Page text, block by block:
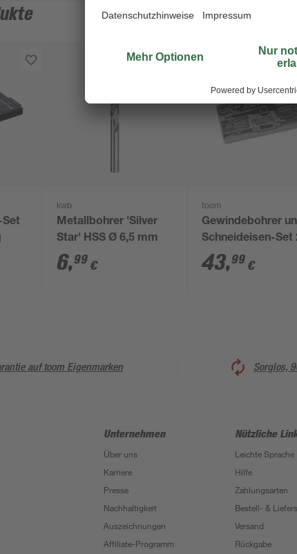
Set
kwb
Metallbohrer 'Silver
Star' HSS Ø 6,5 mm
6,99 €
toom
Gewindebohrer
Schneideisen-Set
teilig
43,99 €
auf toom Eigenmarken Sorglos,
Unternehmen
Über uns
Karriere
Presse
Nachhaltigkeit
Auszeichnungen
Affiliate-Programm
Nützliche
Leichte Sprache
Hilfe
Zahlungsarten
Bestell- &
Versand
Rückgabe